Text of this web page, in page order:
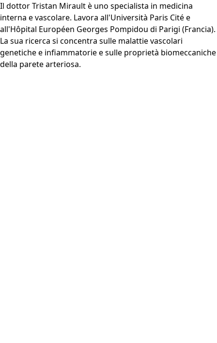
Il dottor Tristan Mirault è uno specialista in medicina
interna e vascolare. Lavora all'Università Paris Cité e
all'Hôpital Européen Georges Pompidou di Parigi (Francia).
La sua ricerca si concentra sulle malattie vascolari
genetiche e infiammatorie e sulle proprietà biomeccaniche
della parete arteriosa.